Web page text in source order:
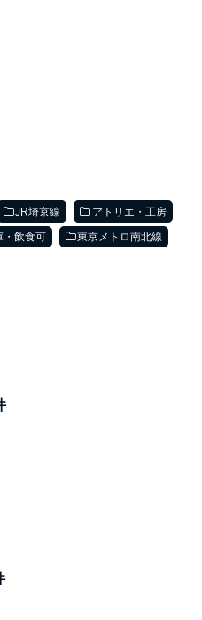
JR埼京線 アトリエ・工房
・飲食可 東京メトロ南北線